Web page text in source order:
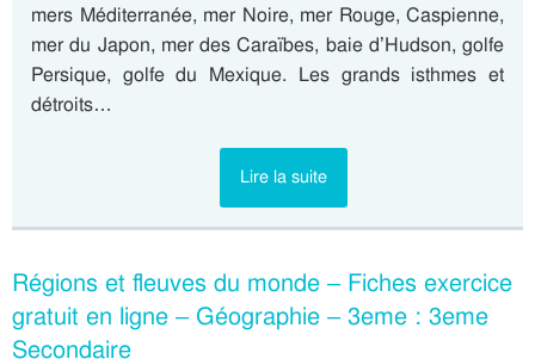
mers Méditerranée, mer Noire, mer Rouge, Caspienne,
mer du Japon, mer des Caraïbes, baie d’Hudson, golfe
Persique, golfe du Mexique. Les grands isthmes et
détroits…
Lire la suite
Régions et fleuves du monde – Fiches exercice
gratuit en ligne – Géographie – 3eme : 3eme
Secondaire